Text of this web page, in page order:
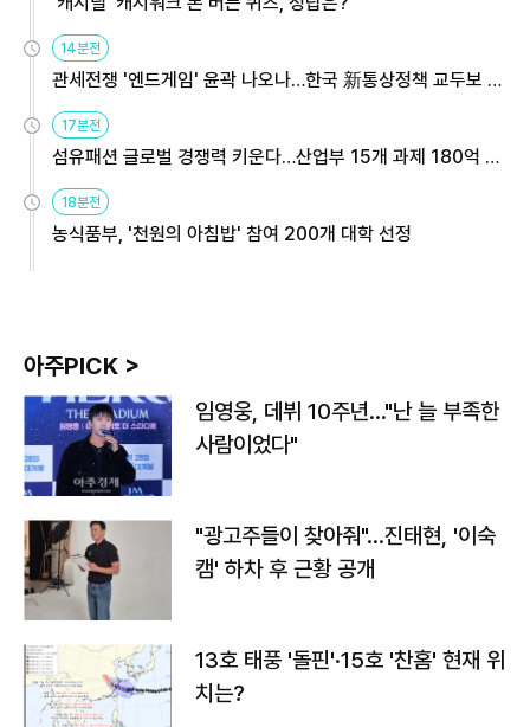
14분전
관세전쟁 '엔드게임' 윤곽 나오나…한국 新통상정책 교두보 활
용해야
17분전
섬유패션 글로벌 경쟁력 키운다…산업부 15개 과제 180억 지
원
18분전
농식품부, '천원의 아침밥' 참여 200개 대학 선정
아주PICK >
임영웅, 데뷔 10주년…"난 늘 부족한
사람이었다"
"광고주들이 찾아줘"…진태현, '이숙
캠' 하차 후 근황 공개
13호 태풍 '돌핀'·15호 '찬홈' 현재 위
치는?